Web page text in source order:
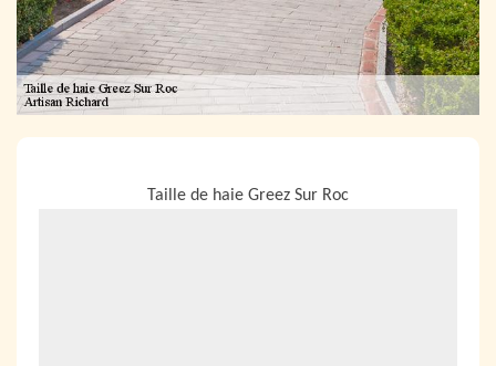
Taille de haie Greez Sur Roc